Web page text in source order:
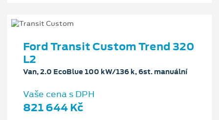
Ford Transit Custom Trend 320
L2
Van, 2.0 EcoBlue 100 kW/136 k, 6st. manuální
Vaše cena s DPH
821 644 Kč